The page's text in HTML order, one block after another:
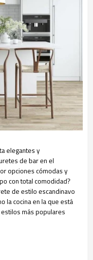
elegantes y
de bar en el
opciones cómodas y
con total comodidad?
de estilo escandinavo
la cocina en la que está
más populares